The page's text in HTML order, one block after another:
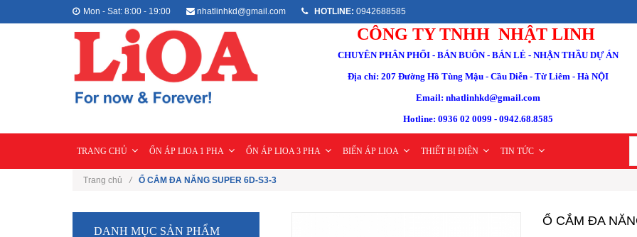
Mon - Sat: 8:00 - 19:00 nhatlinhkd@gmail.com HOTLINE: 0942688585
CÔNG TY TNHH NHẬT LINH
CHUYÊN PHÂN PHỐI - BÁN BUÔN - BÁN LẺ - NHẬN THẦU DỰ ÁN
Địa chỉ: 207 Đường Hồ Tùng Mậu - Cầu Diễn - Từ Liêm - Hà NỘI
Email: nhatlinhkd@gmail.com
Hotline: 0936 02 0099 - 0942.68.8585
TRANG CHỦ ỔN ÁP LIOA 1 PHA ỔN ÁP LIOA 3 PHA BIẾN ÁP LIOA THIẾT BỊ ĐIỆN TIN TỨC
Trang chủ / Ổ CẮM ĐA NĂNG SUPER 6D-S3-3
DANH MỤC SẢN PHẨM
Ổ CẮM ĐA